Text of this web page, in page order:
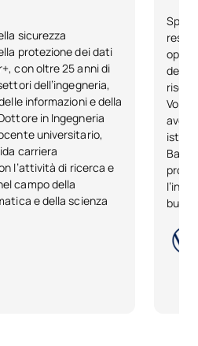
sicurezza
protezione dei dati
con oltre 25 anni di
dell’ingegneria,
informazioni e della
in Ingegneria
universitario,
carriera
l’attività di ricerca e
campo della
e della scienza
della
rischi
aver